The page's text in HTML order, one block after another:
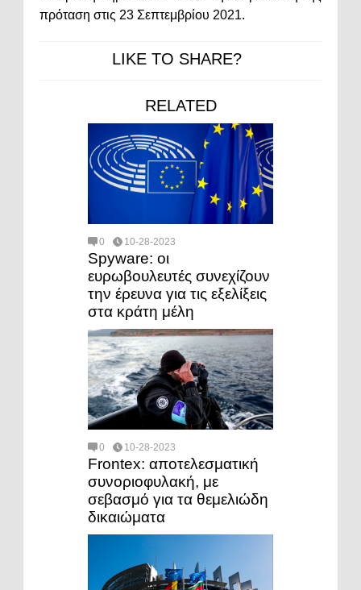
πρόταση στις 23 Σεπτεμβρίου 2021.
LIKE TO SHARE?
RELATED
0 10-28-2023
Spyware: οι
ευρωβουλευτές συνεχίζουν
την έρευνα για τις εξελίξεις
στα κράτη μέλη
0 10-28-2023
Frontex: αποτελεσματική
συνοριοφυλακή, με
σεβασμό για τα θεμελιώδη
δικαιώματα